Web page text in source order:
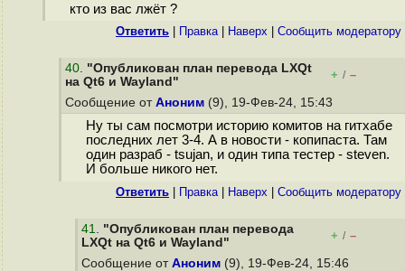
кто из вас лжёт ?
Ответить Правка| Наверх Cообщить модератору
40. "Опубликован план перевода LXQt
на Qt6 и Wayland"
+ / –
Сообщение от Аноним (9), 19-Фев-24, 15:43
Ну ты сам посмотри историю комитов на гитхабе
последних лет 3-4. А в новости - копипаста. Там
один разраб - tsujan, и один типа тестер - steven.
И больше никого нет.
Ответить Правка| Наверх Cообщить модератору
41. "Опубликован план перевода
LXQt на Qt6 и Wayland"
+ / –
Сообщение от Аноним (9), 19-Фев-24, 15:46